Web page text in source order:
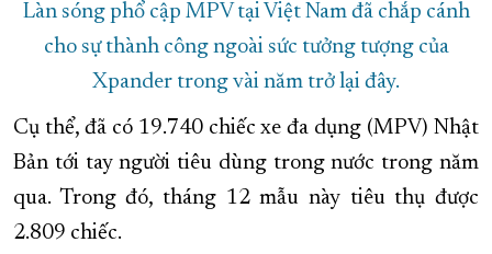
Làn sóng phổ cập MPV tại Việt Nam đã chắp cánh
cho sự thành công ngoài sức tưởng tượng của
Xpander trong vài năm trở lại đây.
Cụ thể, đã có 19.740 chiếc xe đa dụng (MPV) Nhật
Bản tới tay người tiêu dùng trong nước trong năm
qua. Trong đó, tháng 12 mẫu này tiêu thụ được
2.809 chiếc.